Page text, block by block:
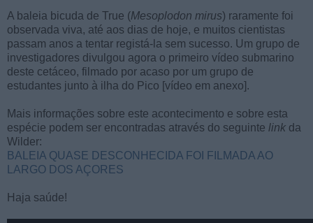
A baleia bicuda de True (Mesoplodon mirus) raramente foi
observada viva, até aos dias de hoje, e muitos cientistas
passam anos a tentar registá-la sem sucesso. Um grupo de
investigadores divulgou agora o primeiro vídeo submarino
deste cetáceo, filmado por acaso por um grupo de
estudantes junto à ilha do Pico [vídeo em anexo].
Mais informações sobre este acontecimento e sobre esta
espécie podem ser encontradas através do seguinte link da
Wilder:
BALEIA QUASE DESCONHECIDA FOI FILMADA AO
LARGO DOS AÇORES
Haja saúde!